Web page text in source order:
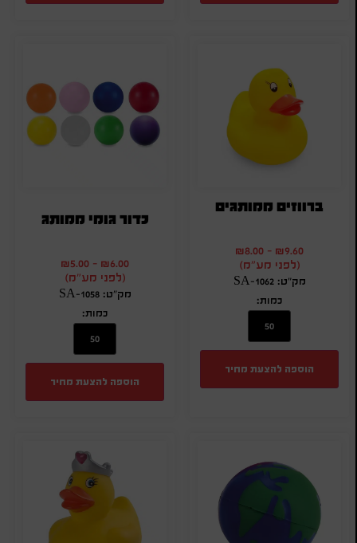
ברווזים ממותגים
₪9.60
-
₪8.00
(לפני מע"מ)
מק"ט: SA-1062
כמות:
הוספה להצעת מחיר
כדור גומי ממותג
₪6.00
-
₪5.00
(לפני מע"מ)
מק"ט: SA-1058
כמות:
הוספה להצעת מחיר